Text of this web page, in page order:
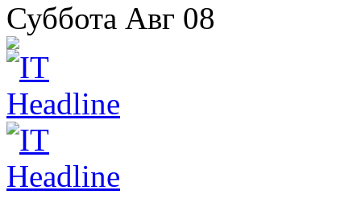
Суббота Авг 08